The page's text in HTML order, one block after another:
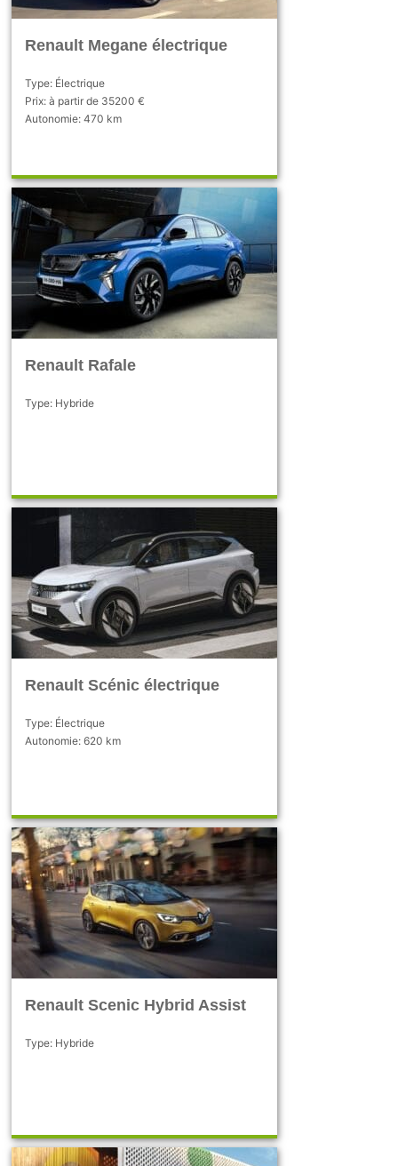
Renault Megane électrique
Type: Électrique
Prix: à partir de 35200 €
Autonomie: 470 km
Renault Rafale
Type: Hybride
Renault Scénic électrique
Type: Électrique
Autonomie: 620 km
Renault Scenic Hybrid Assist
Type: Hybride